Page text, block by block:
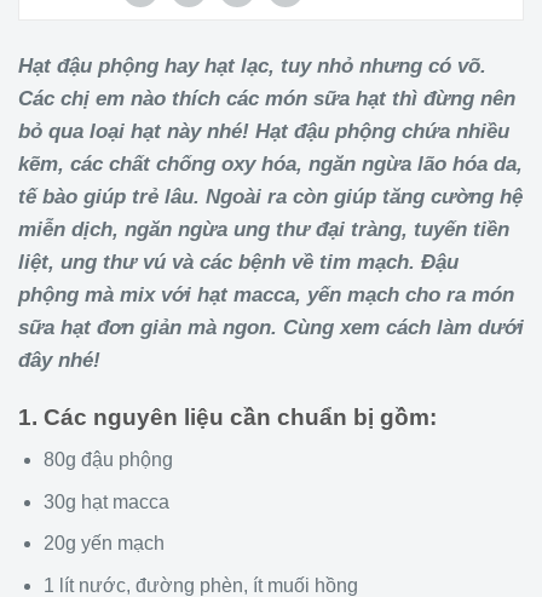
Hạt đậu phộng hay hạt lạc, tuy nhỏ nhưng có võ.
Các chị em nào thích các món sữa hạt thì đừng nên
bỏ qua loại hạt này nhé! Hạt đậu phộng chứa nhiều
kẽm, các chất chống oxy hóa, ngăn ngừa lão hóa da,
tế bào giúp trẻ lâu. Ngoài ra còn giúp tăng cường hệ
miễn dịch, ngăn ngừa ung thư đại tràng, tuyến tiền
liệt, ung thư vú và các bệnh về tim mạch. Đậu
phộng mà mix với hạt macca, yến mạch cho ra món
sữa hạt đơn giản mà ngon. Cùng xem cách làm dưới
đây nhé!
1. Các nguyên liệu cần chuẩn bị gồm:
80g đậu phộng
30g hạt macca
20g yến mạch
1 lít nước, đường phèn, ít muối hồng